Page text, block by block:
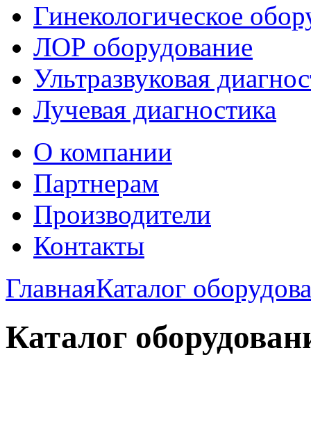
Гинекологическое
ЛОР оборудование
Ультразвуковая
Лучевая диагностика
О компании
Партнерам
Производители
Контакты
ГлавнаяКаталог
Каталог